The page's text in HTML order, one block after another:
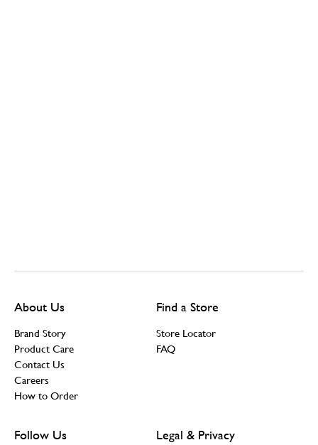
About Us
Brand Story
Product Care
Contact Us
Careers
How to Order
Find a Store
Store Locator
FAQ
Follow Us Legal & Privacy